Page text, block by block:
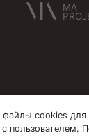
MA
файлы cookies
пользователем.